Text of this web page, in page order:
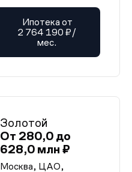
Ипотека от
2 764 190 ₽/
мес.
Золотой
От 280,0 до
628,0 млн ₽
Москва, ЦАО,